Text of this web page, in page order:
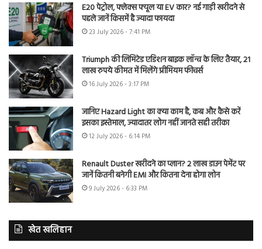
E20 पेट्रोल, फ्लेक्स फ्यूल या EV कार? नई गाड़ी खरीदने से
पहले जानें किसमें है ज्यादा फायदा
23 July 2026 - 7:41 PM
Triumph की लिमिटेड एडिशन बाइक लॉन्च के लिए तैयार, 21
लाख रुपये कीमत में मिलेंगे प्रीमियम फीचर्स
16 July 2026 - 3:17 PM
जानिए Hazard Light का क्या काम है, कब और कैसे करें
इसका इस्तेमाल, ज्यादातर लोग नहीं जानते सही तरीका
12 July 2026 - 6:14 PM
Renault Duster खरीदने का प्लान? 2 लाख डाउन पेमेंट पर
जानें कितनी बनेगी EMI और कितना देना होगा लोन
9 July 2026 - 6:33 PM
खेत खलिहान